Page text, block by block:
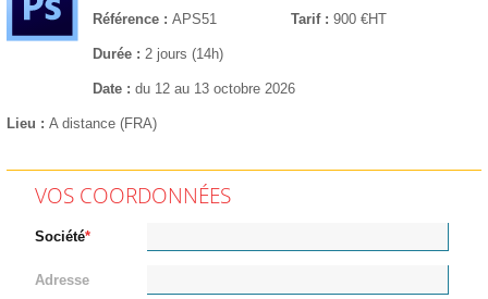
Référence APS51 Tarif 900 €HT
Durée 2 jours (14h)
Date du 12 au 13 octobre 2026
Lieu A distance (FRA)
VOS COORDONNÉES
Société
Adresse